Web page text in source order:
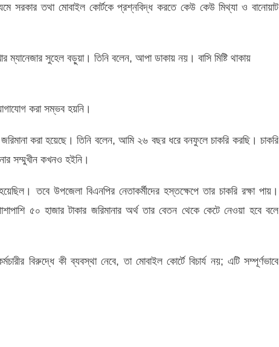
সরকার তথা মোবাইল কোর্টকে প্রশ্নবিদ্ধ করতে কেউ কেউ মিথ্যা ও বানোয়াট
সুহেল বড়ুয়া। তিনি বলেন, আপা ডাকায় নয়। বাসি মিষ্টি থাকায়
করা সম্ভব হয়নি।
করা হয়েছে। তিনি বলেন, আমি ২৬ বছর ধরে বনফুলে চাকরি করছি। চাকরি
সম্মুখীন কখনও হইনি।
তবে উপজেলা বিএনপির নেতাকর্মীদের হস্তক্ষেপে তার চাকরি রক্ষা পায়।
৫০ হাজার টাকার জরিমানার অর্থ তার বেতন থেকে কেটে নেওয়া হবে বলে
বিরুদ্ধে কী ব্যবস্থা নেবে, তা মোবাইল কোর্টে বিচার্য নয়; এটি সম্পূর্ণভাবে